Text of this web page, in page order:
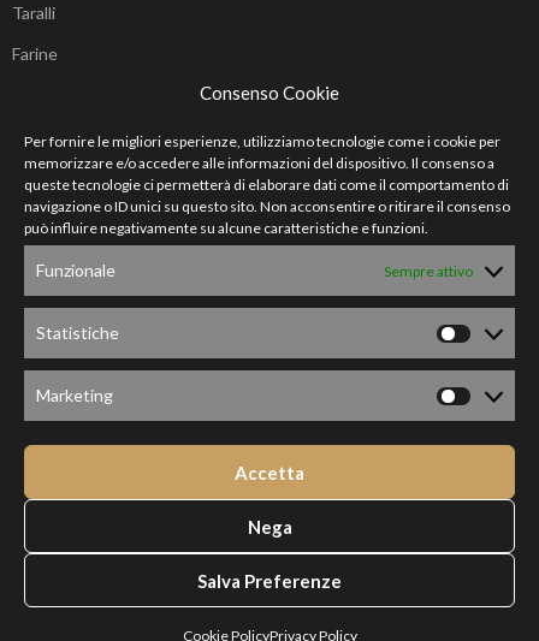
Consenso Cookie
Per fornire le migliori esperienze, utilizziamo tecnologie come i cookie per
memorizzare e/o accedere alle informazioni del dispositivo. Il consenso a
queste tecnologie ci permetterà di elaborare dati come il comportamento di
navigazione o ID unici su questo sito. Non acconsentire o ritirare il consenso
può influire negativamente su alcune caratteristiche e funzioni.
Funzionale Sempre attivo
Statistiche
Marketing
Accetta
Nega
Salva Preferenze
Cookie PolicyPrivacy Policy
Taralli
Farine
Biscotti
AREA LEGALE
Condizioni generali
SHOP
Traccia ordine